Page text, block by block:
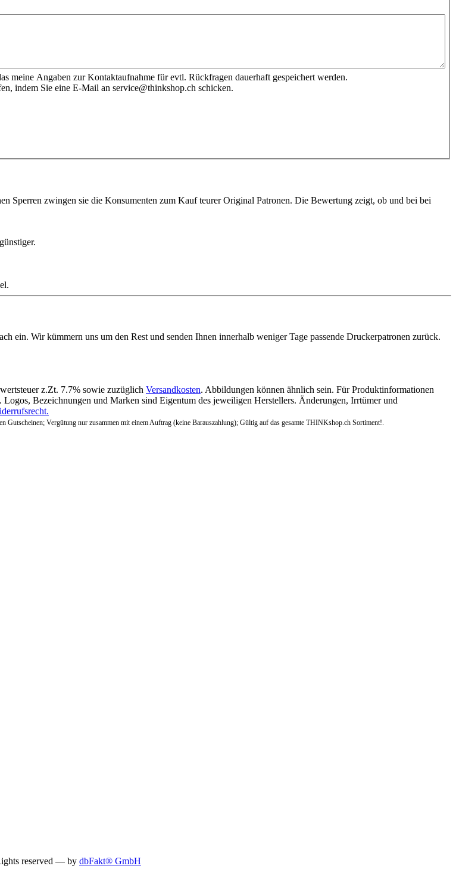
meine Angaben zur Kontaktaufnahme für evtl. Rückfragen dauerhaft gespeichert werden.
indem Sie eine E-Mail an service@thinkshop.ch schicken.
Sperren zwingen sie die Konsumenten zum Kauf teurer Original Patronen. Die Bewertung zeigt, ob und bei bei
ein. Wir kümmern uns um den Rest und senden Ihnen innerhalb weniger Tage passende Druckerpatronen zurück.
z.Zt. 7.7% sowie zuzüglich Versandkosten. Abbildungen können ähnlich sein. Für Produktinformationen
Bezeichnungen und Marken sind Eigentum des jeweiligen Herstellers. Änderungen, Irrtümer und
Vergütung nur zusammen mit einem Auftrag (keine Barauszahlung); Gültig auf das gesamte THINKshop.ch Sortiment!.
reserved — by dbFakt® GmbH